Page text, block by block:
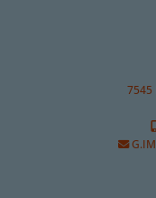
7545